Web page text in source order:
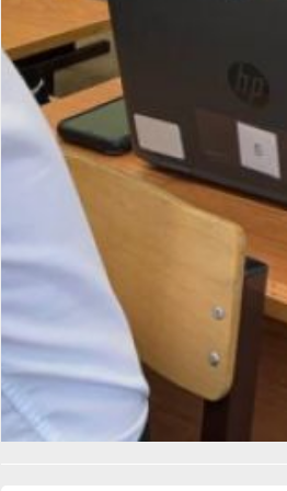
Основные отрасли региона,
в кадрах — машиностроение и
строительство, сельское хозяйство,
и деревообрабатывающая
Также востребованы специалисты в
здравоохранении и социальной сфере.
Пилотный этап проекта завершится в
текущего года. После он
регионах страны.
Фестиваль «Студенческая весна —
в Хабаровске открывает новые
и возможности
Читайте нас в соцсетях:
ВКонтакте ,
Одноклассники,
или
МАКС
Как вам материал?
Огонь!
Супер Удивило
Злость
Разочарование